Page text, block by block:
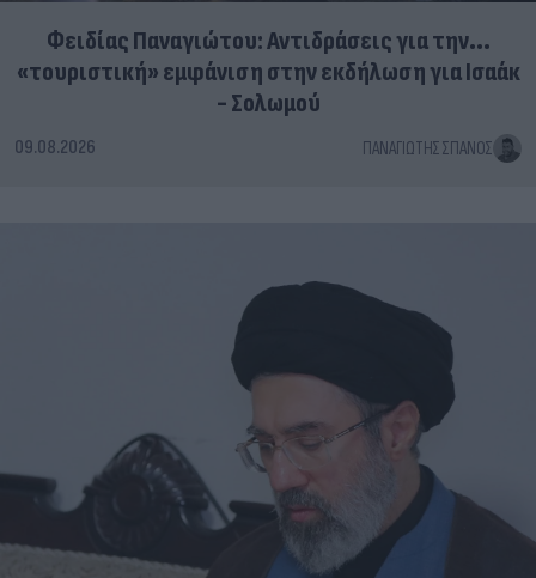
Φειδίας Παναγιώτου: Αντιδράσεις για την...
«τουριστική» εμφάνιση στην εκδήλωση για Ισαάκ
- Σολωμού
09.08.2026 ΠΑΝΑΓΙΏΤΗΣ ΣΠΑΝΌΣ